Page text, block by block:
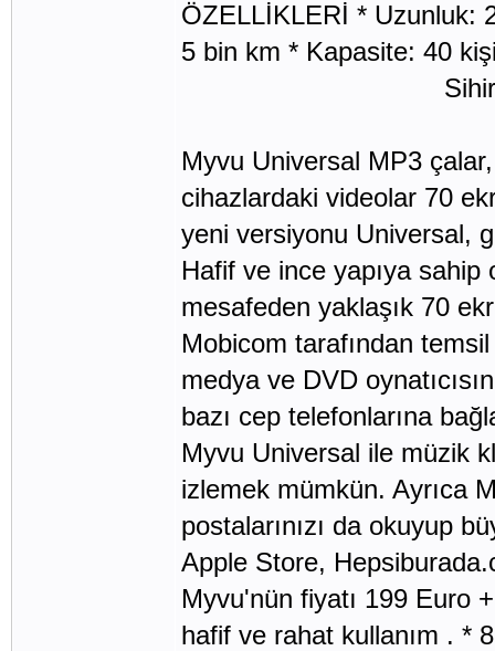
ÖZELLİKLERİ * Uzunluk:
5 bin km * Kapasite: 40
Sihirli
Myvu Universal MP3
cihazlardaki videolar 70
yeni versiyonu Universal,
Hafif ve ince yapıya
mesafeden yaklaşık 70
Mobicom tarafından
medya ve DVD
bazı cep telefonlarına
Myvu Universal ile müzik
izlemek mümkün. Ayrıca
postalarınızı da okuyup
Apple Store,
Myvu'nün fiyatı 199 Euro
hafif ve rahat kullanım . *